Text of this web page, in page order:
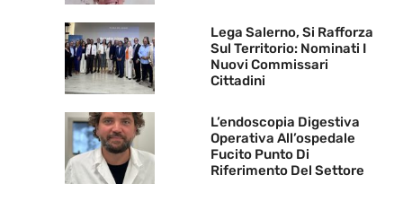
Lega Salerno, Si Rafforza
Sul Territorio: Nominati I
Nuovi Commissari
Cittadini
L’endoscopia Digestiva
Operativa All’ospedale
Fucito Punto Di
Riferimento Del Settore